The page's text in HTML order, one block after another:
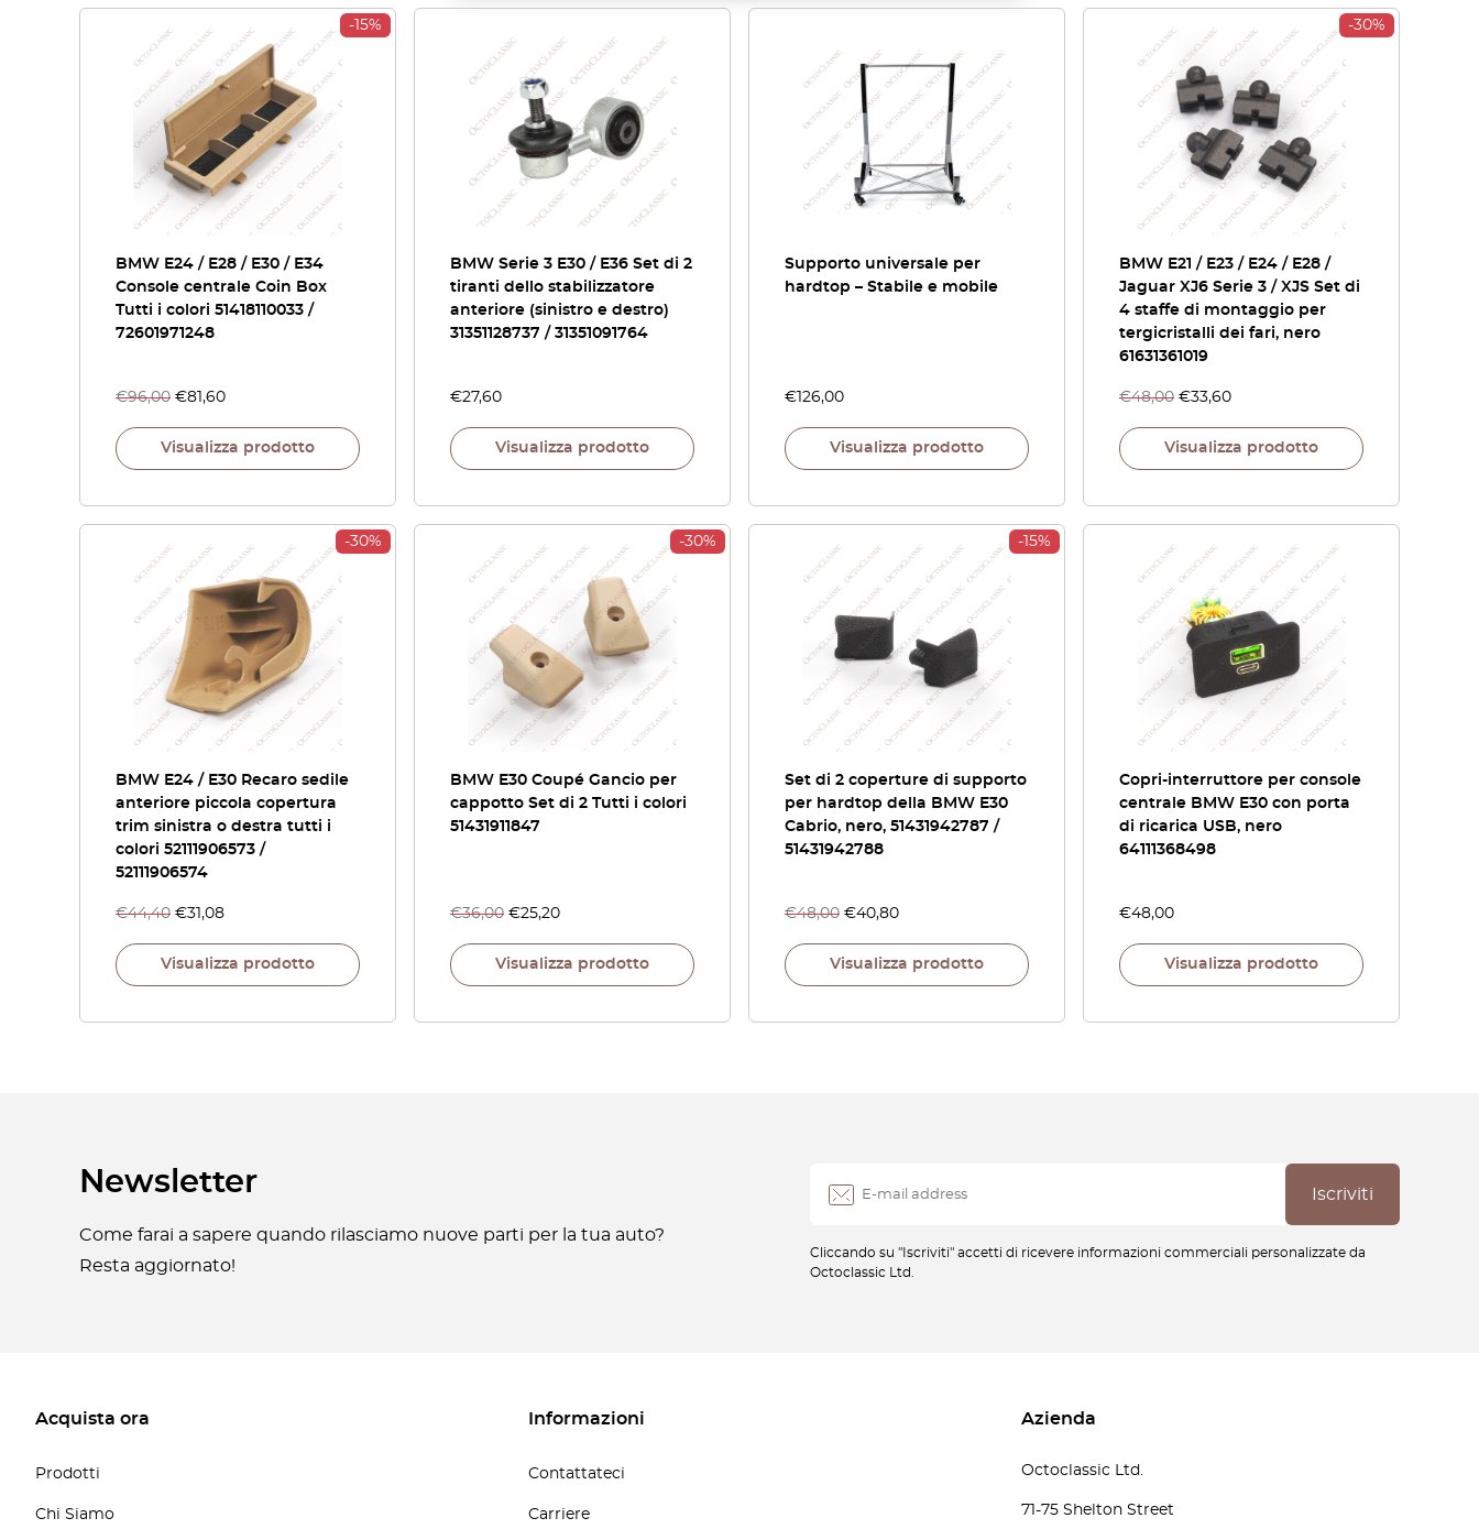
-15%
BMW E24 / E28 / E30 / E34
Console centrale Coin Box
Tutti i colori 51418110033 /
72601971248
€96,00 €81,60
Visualizza prodotto
BMW Serie 3 E30 / E36 Set di 2
tiranti dello stabilizzatore
anteriore (sinistro e destro)
31351128737 / 31351091764
€27,60
Visualizza prodotto
Supporto universale per
hardtop – Stabile e mobile
€ 126,00
Visualizza prodotto
-30%
BMW E21 / E23 / E24 / E28 /
Jaguar XJ6 Serie 3 / XJS Set di
4 staffe di montaggio per
tergicristalli dei fari, nero
61631361019
€48,00 €33,60
Visualizza prodotto
-30%
BMW E24 / E30 Recaro sedile
anteriore piccola copertura
trim sinistra o destra tutti i
colori 52111906573 /
52111906574
€44,40 €31,08
Visualizza prodotto
-30%
BMW E30 Coupé Gancio per
cappotto Set di 2 Tutti i colori
51431911847
€36,00 €25,20
Visualizza prodotto
-15%
Set di 2 coperture di supporto
per hardtop della BMW E30
Cabrio, nero, 51431942787 /
51431942788
€48,00 €40,80
Visualizza prodotto
Copri-interruttore per console
centrale BMW E30 con porta
di ricarica USB, nero
64111368498
€48,00
Visualizza prodotto
Newsletter
Come farai a sapere quando rilasciamo nuove parti per la tua auto?
Resta aggiornato!
Cliccando su "Iscriviti" accetti di ricevere informazioni commerciali personalizzate da
Octoclassic Ltd.
Acquista ora
Prodotti
Chi Siamo
Informazioni
Contattateci
Carriere
Azienda
Octoclassic Ltd.
71-75 Shelton Street